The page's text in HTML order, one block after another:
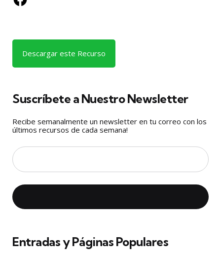
Descargar este Recurso
Suscríbete a Nuestro Newsletter
Recibe semanalmente un newsletter en tu correo con los
últimos recursos de cada semana!
Entradas y Páginas Populares